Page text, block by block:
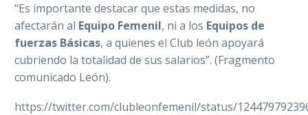
“Es importante destacar que estas medidas, no
afectarán al Equipo Femenil, ni a los Equipos de
fuerzas Básicas, a quienes el Club león apoyará
cubriendo la totalidad de sus salarios”. (Fragmento
comunicado León).
https://twitter.com/clubleonfemenil/status/